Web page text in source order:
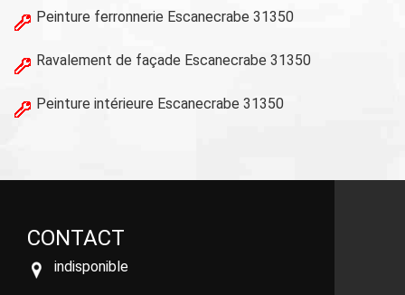
Peinture ferronnerie Escanecrabe 31350
Ravalement de façade Escanecrabe 31350
Peinture intérieure Escanecrabe 31350
CONTACT
indisponible